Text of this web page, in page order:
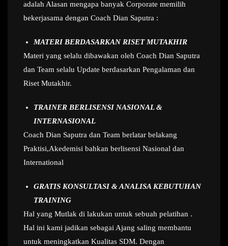
adalah Alasan mengapa banyak Corporate memilih
bekerjasama dengan Coach Dian Saputra :
MATERI BERDASARKAN RISET MUTAKHIR
Materi yang selalu dibawakan oleh Coach Dian Saputra
dan Team selalu Update berdasarkan Pengalaman dan
Riset Mutakhir.
TRAINER BERLISENSI NASIONAL &
INTERNASIONAL
Coach Dian Saputra dan Team berlatar belakang
Praktisi,Akedemisi bahkan berlisensi Nasional dan
International
GRATIS KONSULTASI & ANALISA KEBUTUHAN
TRAINING
Hal yang Mutlak di lakukan untuk sebuah pelatihan .
Hal ini kami jadikan sebagai Ajang saling membantu
untuk meningkatkan Kualitas SDM. Dengan